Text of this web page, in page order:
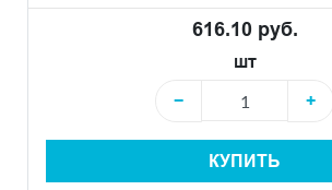
616.10 руб.
шт
−
+
КУПИТЬ